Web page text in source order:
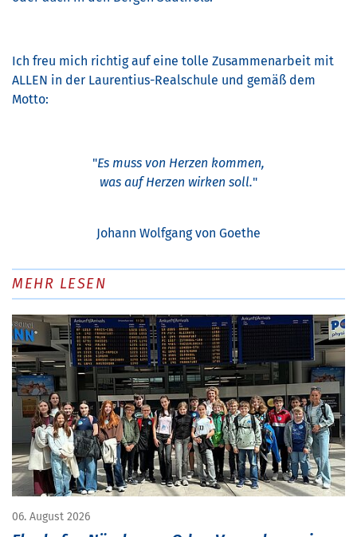
Ich freu mich richtig auf eine tolle Zusammenarbeit mit
ALLEN in der Laurentius-Realschule und gemäß dem
Motto:
"Es muss von Herzen kommen,
was auf Herzen wirken soll."
Johann Wolfgang von Goethe
MEHR LESEN
06. August 2026